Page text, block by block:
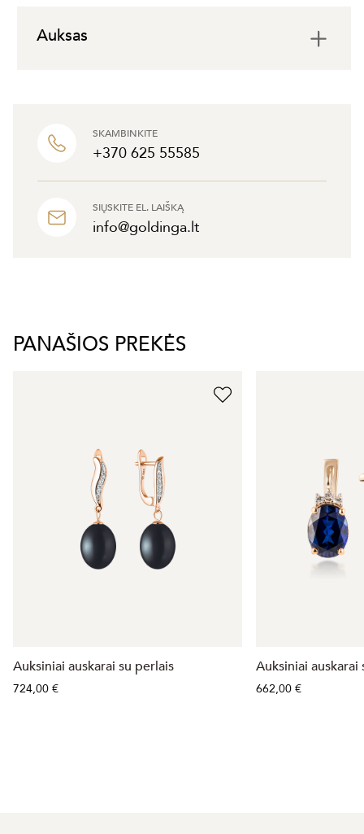
SKAMBINKITE
+370 625 55585
SIŲSKITE EL. LAIŠKĄ
info@goldinga.lt
Auksas
PANAŠIOS PREKĖS
Auksiniai auskarai su perlais
724,00 €
Auksiniai auskarai
662,00 €